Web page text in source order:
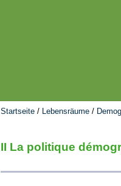
Startseite / Lebensräume /
II La politique